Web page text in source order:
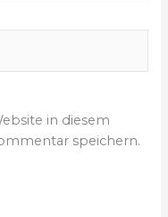
in diesem
speichern.